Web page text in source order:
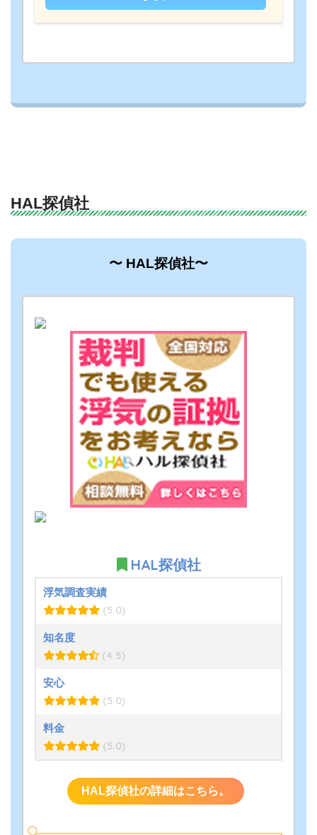
HAL探偵社
〜 HAL探偵社〜
HAL探偵社
浮気調査実績
(5.0)
知名度
(4.5)
安心
(5.0)
料金
(5.0)
HAL探偵社の詳細はこちら。